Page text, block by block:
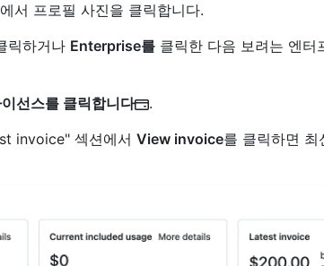
서 프로필 사진을 클릭합니다.
릭하거나 Enterprise를 클릭한 다음 보려는 엔터
선스를 클릭합니다
.
invoice" 섹션에서 View invoice를 클릭하면 최